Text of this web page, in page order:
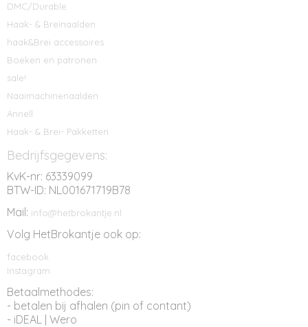
DMC/Durable
Haak- & Breinaalden
haak&Brei accessoires
Boeken en patronen
sale!
Naaimachinenaalden
Annell
Haak- & Brei- Pakketten
Bedrijfsgegevens:
KvK-nr: 63339099
BTW-ID: NL001671719B78
Mail: info@hetbrokantje.nl
Volg HetBrokantje ook op:
facebook
Instagram
Betaalmethodes:
- betalen bij afhalen (pin of contant)
- iDEAL | Wero